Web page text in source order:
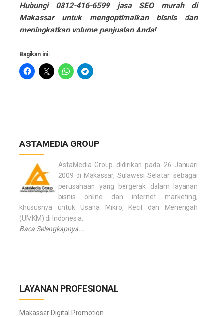
Hubungi 0812-416-6599 jasa SEO murah di
Makassar untuk mengoptimalkan bisnis dan
meningkatkan volume penjualan Anda!
Bagikan ini:
ASTAMEDIA GROUP
AstaMedia Group didirikan pada 26 Januari
2009 di Makassar, Sulawesi Selatan sebagai
perusahaan yang bergerak dalam layanan
bisnis online dan internet marketing,
khususnya untuk Usaha Mikro, Kecil dan Menengah
(UMKM) di Indonesia.
Baca Selengkapnya...
LAYANAN PROFESIONAL
Makassar Digital Promotion